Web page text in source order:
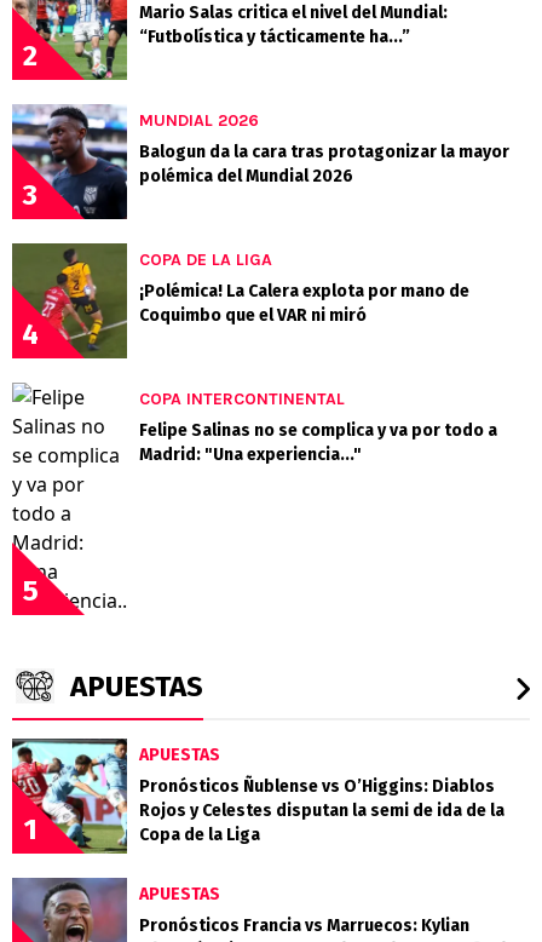
2
Mario Salas critica el nivel del Mundial:
“Futbolística y tácticamente ha...”
3
MUNDIAL 2026
Balogun da la cara tras protagonizar la mayor
polémica del Mundial 2026
4
COPA DE LA LIGA
¡Polémica! La Calera explota por mano de
Coquimbo que el VAR ni miró
5
COPA INTERCONTINENTAL
Felipe Salinas no se complica y va por todo a
Madrid: "Una experiencia..."
APUESTAS
1
APUESTAS
Pronósticos Ñublense vs O’Higgins: Diablos
Rojos y Celestes disputan la semi de ida de la
Copa de la Liga
APUESTAS
Pronósticos Francia vs Marruecos: Kylian